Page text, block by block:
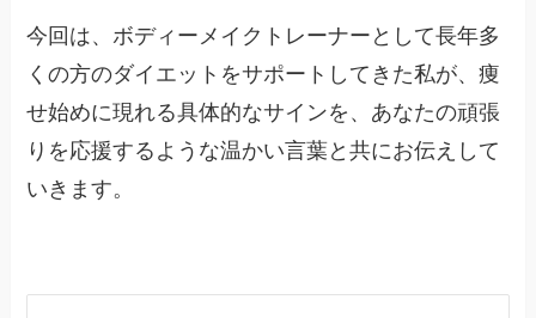
今回は、ボディーメイクトレーナーとして長年多
くの方のダイエットをサポートしてきた私が、痩
せ始めに現れる具体的なサインを、あなたの頑張
りを応援するような温かい言葉と共にお伝えして
いきます。